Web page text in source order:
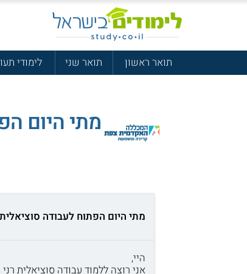
תואר ראשון תואר שני לימודי
מתי היום
מתי היום הפתוח לעבודה
היי,